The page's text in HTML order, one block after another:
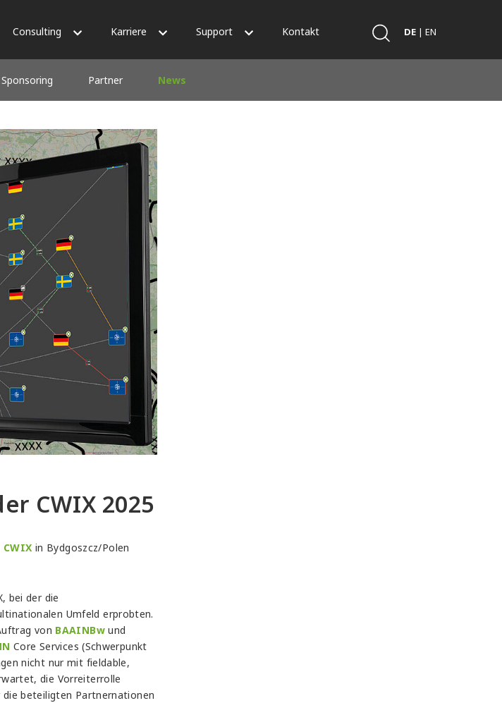
DE | EN
Sponsoring Partner News
Consulting Karriere Support Kontakt
CWIX 2025
CWIX in Bydgoszcz/Polen
bei der die
Umfeld erprobten.
von BAAINBwund
Core Services (Schwerpunkt
nicht nur mit fieldable,
die Vorreiterrolle
beteiligten Partnernationen